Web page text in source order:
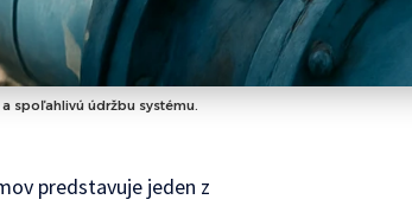
spoľahlivú údržbu systému.
predstavuje jeden z